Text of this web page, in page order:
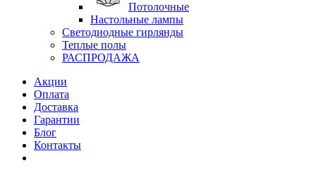
Потолочные
Настольные лампы
Светодиодные гирлянды
Теплые полы
РАСПРОДАЖА
Акции
Оплата
Доставка
Гарантии
Блог
Контакты